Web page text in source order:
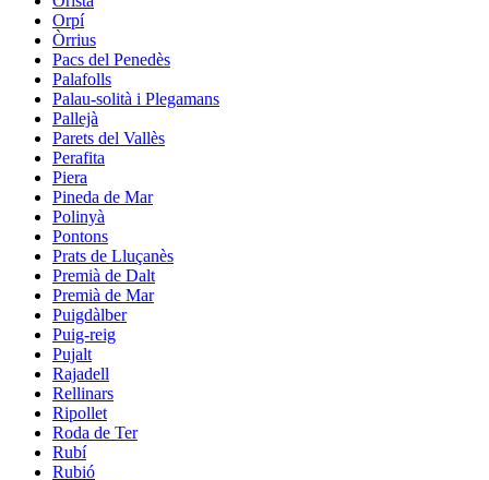
Orpí
Òrrius
Pacs del Penedès
Palafolls
Palau-solità i Plegamans
Pallejà
Parets del Vallès
Perafita
Piera
Pineda de Mar
Polinyà
Pontons
Prats de Lluçanès
Premià de Dalt
Premià de Mar
Puigdàlber
Puig-reig
Pujalt
Rajadell
Rellinars
Ripollet
Roda de Ter
Rubí
Rubió